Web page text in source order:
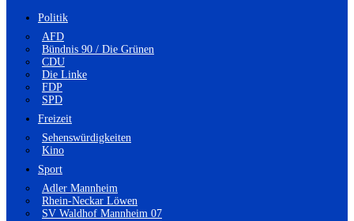
Politik
AFD
Bündnis 90 / Die Grünen
CDU
Die Linke
FDP
SPD
Freizeit
Sehenswürdigkeiten
Kino
Sport
Adler Mannheim
Rhein-Neckar Löwen
SV Waldhof Mannheim 07